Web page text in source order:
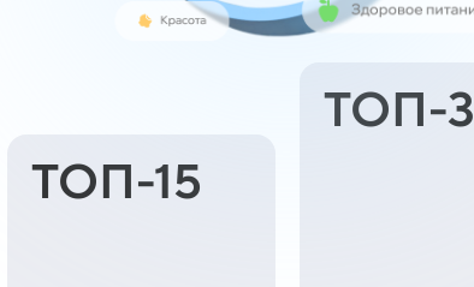
ТОП-15
ТОП-3